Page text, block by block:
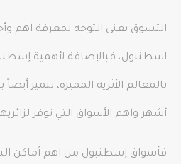
التسوق يعني التوجه لمعرفة اهم
اسطنبول، فبالإضافة لأهمية
بالمعالم الأثرية المميزة، تتميز
أشهر واهم الأسواق التي توفر
فأسواق إسطنبول من اهم أماكن